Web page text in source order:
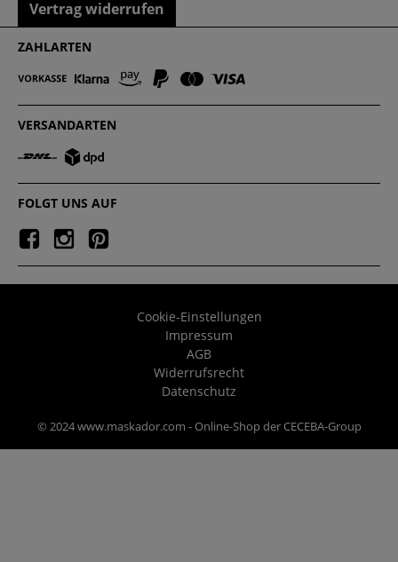
Vertrag widerrufen
ZAHLARTEN
VERSANDARTEN
FOLGT UNS AUF
Cookie-Einstellungen
Impressum
AGB
Widerrufsrecht
Datenschutz
© 2024 www.maskador.com - Online-Shop der CECEBA-Group